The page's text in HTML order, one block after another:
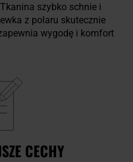
szybko schnie i
z polaru skutecznie
wygodę i komfort
CECHY